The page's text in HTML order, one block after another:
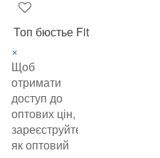
Топ бюстье Fit
×
Щоб
отримати
доступ до
оптових цін,
зареєструйтеся
як оптовий